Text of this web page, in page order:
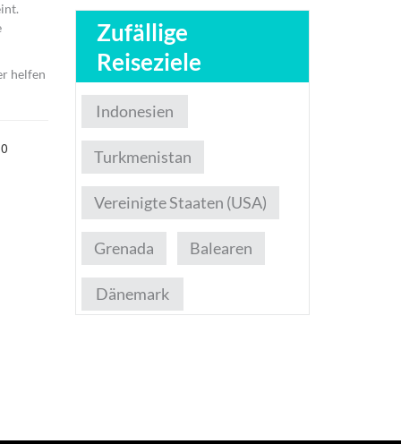
helfen
Zufällige
Reiseziele
Indonesien
Turkmenistan
Vereinigte Staaten (USA)
Grenada Balearen
Dänemark